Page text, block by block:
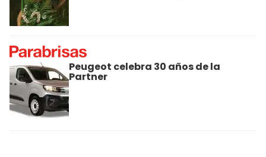
Peugeot celebra 30 años de la
Partner